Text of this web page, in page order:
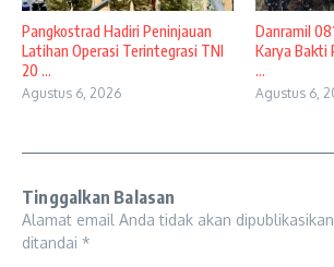
Pangkostrad Hadiri Peninjauan
Latihan Operasi Terintegrasi TNI
20 ...
Agustus 6, 2026
Danramil
Karya Bakti
...
Agustus 6,
Tinggalkan Balasan
Alamat email Anda tidak akan
ditandai *